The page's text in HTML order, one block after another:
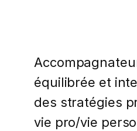
équilibrée et
des stratégies
vie pro/vie